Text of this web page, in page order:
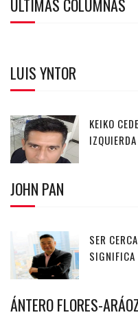
ULTIMAS COLUMNAS
LUIS YNTOR
KEIKO
JOHN PAN
SER
SIGNIFICA
ÁNTERO FLORES-